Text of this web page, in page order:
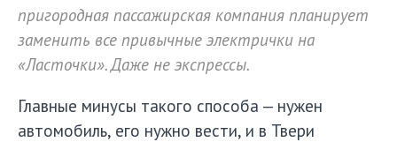
пригородная пассажирская компания планирует
заменить все привычные электрички на
«Ласточки». Даже не экспрессы.
Главные минусы такого способа — нужен
автомобиль, его нужно вести, и в Твери